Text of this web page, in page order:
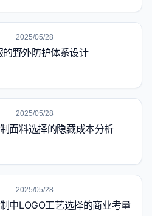
2025/05/28
野外防护体系设计
2025/05/28
面料选择的隐藏成本分析
2025/05/28
中LOGO工艺选择的商业考量